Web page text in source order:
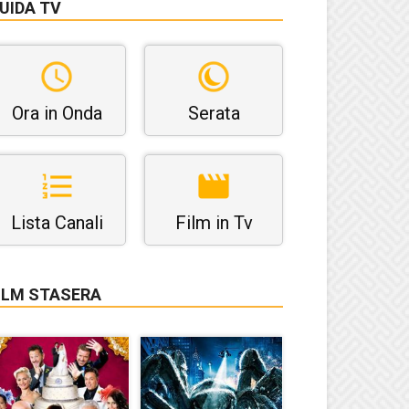
TV
Ora in Onda Serata
Lista Canali Film in Tv
STASERA